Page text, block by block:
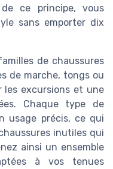
ce principe, vous
sans emporter dix
de chaussures
de marche, tongs ou
les excursions et une
Chaque type de
usage précis, ce qui
inutiles qui
ainsi un ensemble
à vos tenues